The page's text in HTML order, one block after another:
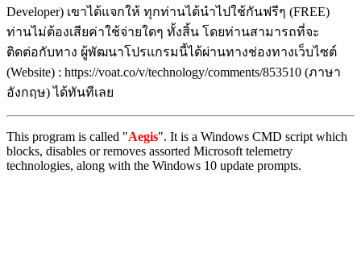
Developer) เขาได้แจกให้ ทุกท่านได้นำไปใช้กันฟรีๆ (FREE)
ท่านไม่ต้องเสียค่าใช้จ่ายใดๆ ทั้งสิ้น โดยท่านสามารถที่จะ
ติดต่อกับทาง ผู้พัฒนาโปรแกรมนี้ได้ผ่านทางช่องทางเว็บไซต์
(Website) : https://voat.co/v/technology/comments/853510 (ภาษา
อังกฤษ) ได้ทันทีเลย
This program is called "Aegis". It is a Windows CMD script which
blocks, disables or removes assorted Microsoft telemetry
technologies, along with the Windows 10 update prompts.